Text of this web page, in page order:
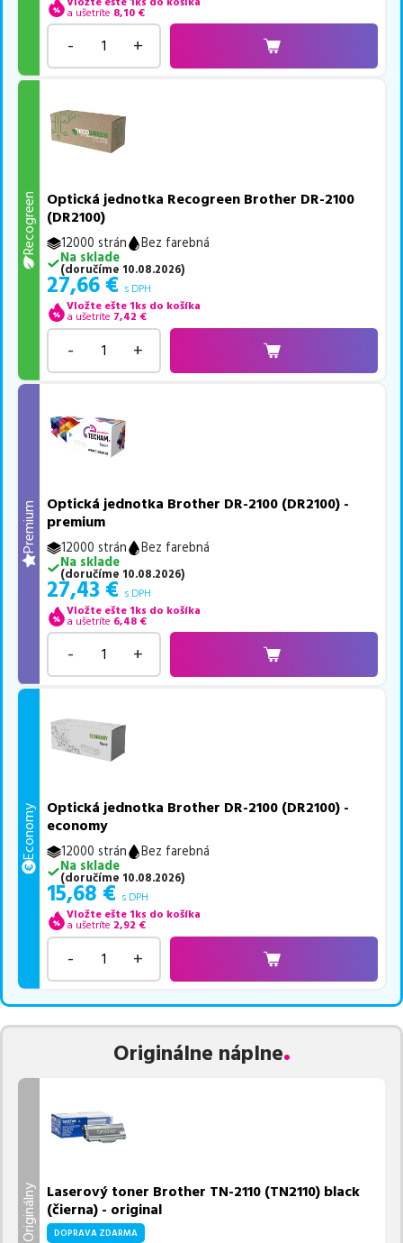
a ušetríte 8,10 €
- +
Recogreen Optická jednotka Recogreen Brother DR-2100
(DR2100)
12000 strán
Bez farebná
Na sklade
(doručíme 10.08.2026)
27,66 € s DPH
Vložte ešte 1ks do košíka
a ušetríte 7,42 €
- +
Premium
Optická jednotka Brother DR-2100 (DR2100) -
premium
12000 strán
Bez farebná
Na sklade
(doručíme 10.08.2026)
27,43 € s DPH
Vložte ešte 1ks do košíka
a ušetríte 6,48 €
- +
Economy
Optická jednotka Brother DR-2100 (DR2100) -
economy
12000 strán
Bez farebná
Na sklade
(doručíme 10.08.2026)
15,68 € s DPH
Vložte ešte 1ks do košíka
a ušetríte 2,92 €
- +
Originálne náplne
Originálny Laserový toner Brother TN-2110 (TN2110) black
(čierna) - original
DOPRAVA ZDARMA